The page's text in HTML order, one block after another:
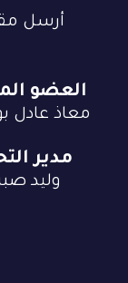
أرسل
العضو
معاذ عادل
مدير
وليد